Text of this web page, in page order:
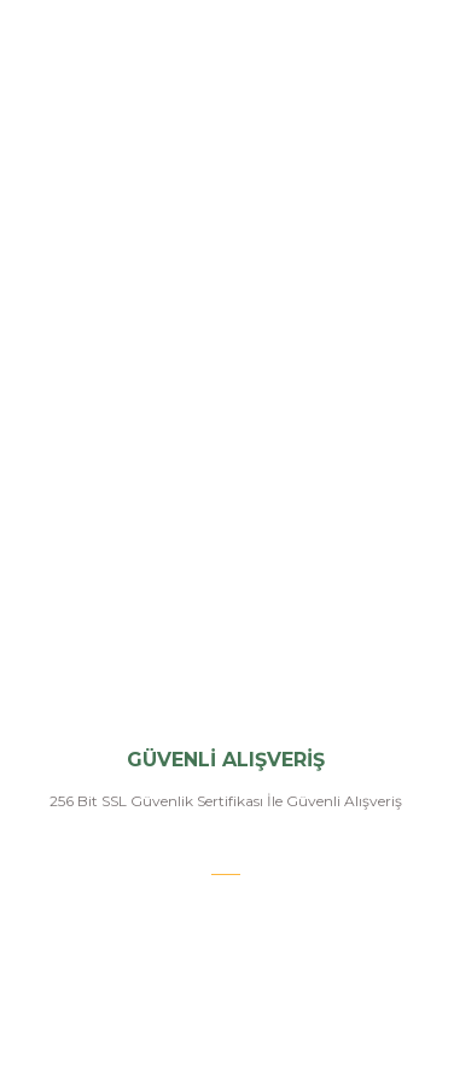
GÜVENLİ ALIŞVERİŞ
256 Bit SSL Güvenlik Sertifikası İle Güvenli Alışveriş